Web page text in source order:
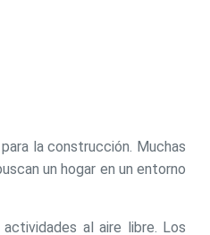
la construcción. Muchas
un hogar en un entorno
al aire libre. Los